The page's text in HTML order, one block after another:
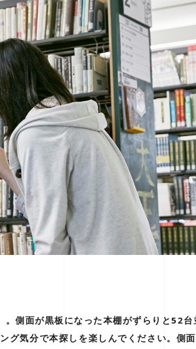
側面が黒板になった本棚がずらりと52台
グ気分で本探しを楽しんでください。側